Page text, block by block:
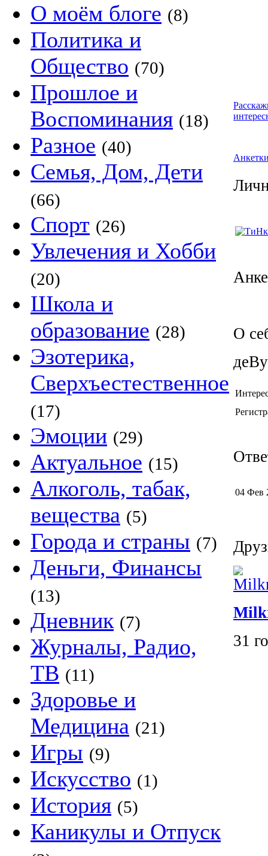
О моём блоге (8)
Политика и
Общество (70)
Прошлое и
Воспоминания (18)
Разное (40)
Семья, Дом, Дети
(66)
Спорт (26)
Увлечения и Хобби
(20)
Школа и
образование (28)
Эзотерика,
Сверхъестественное
(17)
Эмоции (29)
Актуальное (15)
Алкоголь, табак,
вещества (5)
Города и страны (7)
Деньги, Финансы
(13)
Дневник (7)
Журналы, Радио,
ТВ (11)
Здоровье и
Медицина (21)
Игры (9)
Искусство (1)
История (5)
Каникулы и Отпуск
О
04 Фев
31